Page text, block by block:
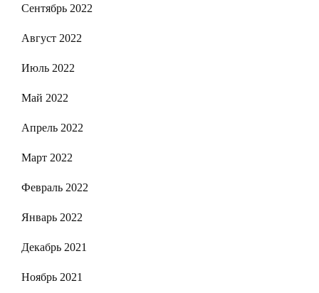
Сентябрь 2022
Август 2022
Июль 2022
Май 2022
Апрель 2022
Март 2022
Февраль 2022
Январь 2022
Декабрь 2021
Ноябрь 2021